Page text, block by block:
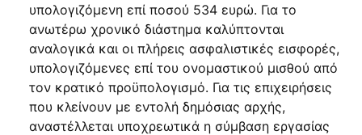
υπολογιζόμενη επί ποσού 534 ευρώ. Για το
ανωτέρω χρονικό διάστημα καλύπτονται
αναλογικά και οι πλήρεις ασφαλιστικές εισφορές,
υπολογιζόμενες επί του ονομαστικού μισθού από
τον κρατικό προϋπολογισμό. Για τις επιχειρήσεις
που κλείνουν με εντολή δημόσιας αρχής,
αναστέλλεται υποχρεωτικά η σύμβαση εργασίας